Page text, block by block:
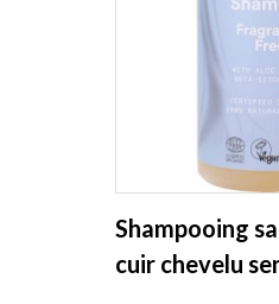
Shampooing
cuir chevelu